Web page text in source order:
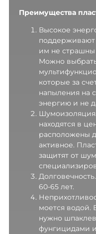
Преимущества
Высокое
поддерживают
им не
Можно
которые за
напыления на
энергию и не
находятся в
расположены
активное.
защитят от
60-65 лет.
моется водой.
нужно
фунгицидами